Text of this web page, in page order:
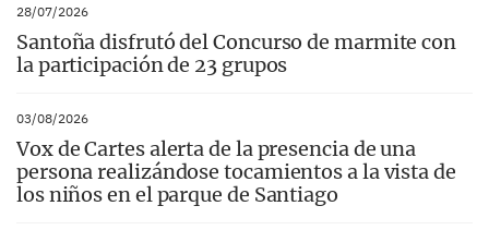
28/07/2026
Santoña disfrutó del Concurso de marmite con
la participación de 23 grupos
03/08/2026
Vox de Cartes alerta de la presencia de una
persona realizándose tocamientos a la vista de
los niños en el parque de Santiago